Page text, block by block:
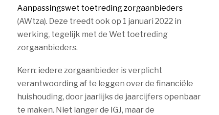
Aanpassingswet toetreding zorgaanbieders
(AWtza). Deze treedt ook op 1 januari 2022 in
werking, tegelijk met de Wet toetreding
zorgaanbieders.
Kern: iedere zorgaanbieder is verplicht
verantwoording af te leggen over de financiële
huishouding, door jaarlijks de jaarcijfers openbaar
te maken. Niet langer de IGJ, maar de